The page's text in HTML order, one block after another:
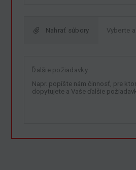
Nahrať súbory
Ďalšie požiadavky